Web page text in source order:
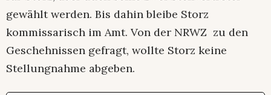
gewählt werden. Bis dahin bleibe Storz
kommissarisch im Amt. Von der NRWZ zu den
Geschehnissen gefragt, wollte Storz keine
Stellungnahme abgeben.